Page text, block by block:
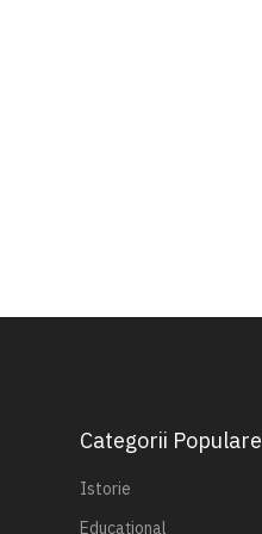
Categorii Populare
Istorie
Educațional